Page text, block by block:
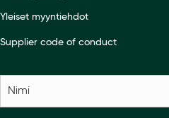
Yleiset myyntiehdot
Supplier code of conduct